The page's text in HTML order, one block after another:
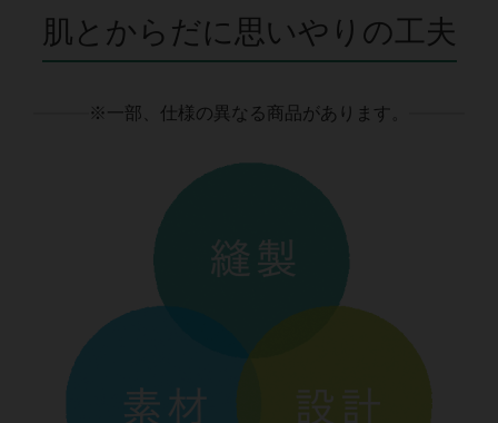
肌とからだに思いやりの工夫
※一部、仕様の異なる商品があります。